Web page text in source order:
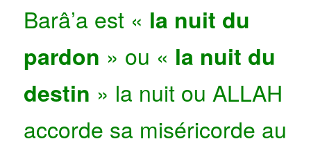
Barâ’a est « la nuit du
pardon » ou « la nuit du
destin » la nuit ou ALLAH
accorde sa miséricorde au